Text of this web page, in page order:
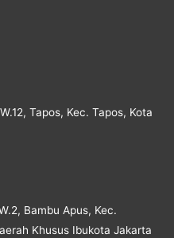
Tapos, Kec. Tapos, Kota
Bambu Apus, Kec.
Khusus Ibukota Jakarta